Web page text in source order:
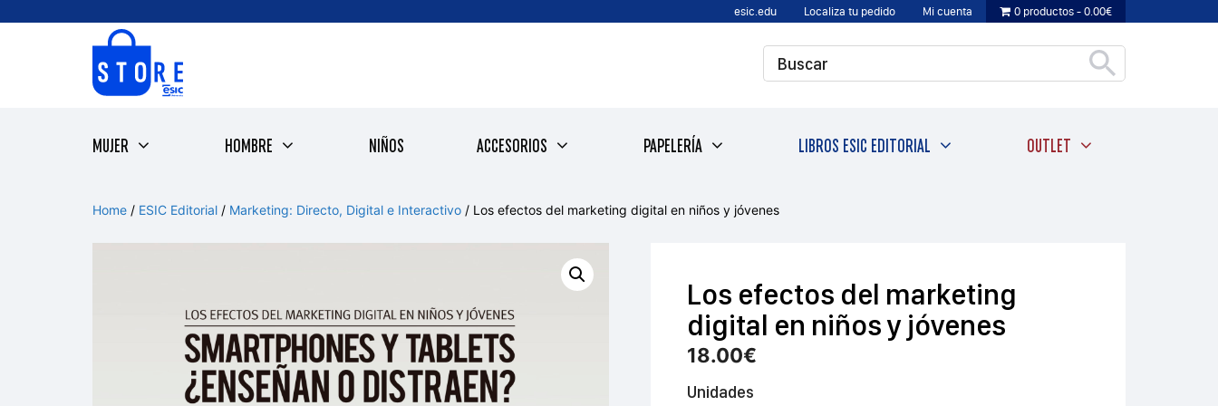
esic.edu Localiza tu pedido Mi cuenta 0 productos 0.00€
MUJER HOMBRE NIÑOS ACCESORIOS PAPELERÍA LIBROS ESIC EDITORIAL OUTLET
Home / ESIC Editorial / Marketing: Directo, Digital e Interactivo / Los efectos del marketing digital en niños y jóvenes
Los efectos del marketing
digital en niños y jóvenes
18.00€
Unidades